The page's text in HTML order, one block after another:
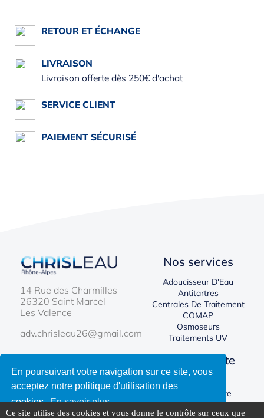
En poursuivant votre navigation sur ce site, vous
acceptez notre politique d'utilisation des
cookies.En savoir plus
RETOUR ET ÉCHANGE
LIVRAISON
Livraison offerte dès 250€ d'achat
SERVICE CLIENT
PAIEMENT SÉCURISÉ
14 Rue des Charmilles
26320 Saint Marcel
Les Valence
adv.chrisleau26@gmail.com
Nos services
Adoucisseur D'Eau
Antitartres
Centrales De Traitement
COMAP
Osmoseurs
Traitements UV
Nous Contacter
Votre compte
Créer Un Compte
Ce site utilise des cookies et vous donne le contrôle sur ceux que